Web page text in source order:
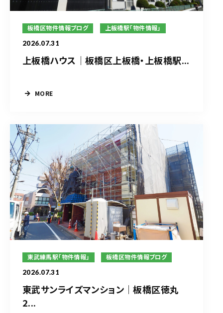
板橋区物件情報ブログ 上板橋駅「物件情報」
2026.07.31
上板橋ハウス｜板橋区上板橋・上板橋駅...
MORE
東武練馬駅「物件情報」 板橋区物件情報ブログ
2026.07.31
東武サンライズマンション｜板橋区徳丸
2...